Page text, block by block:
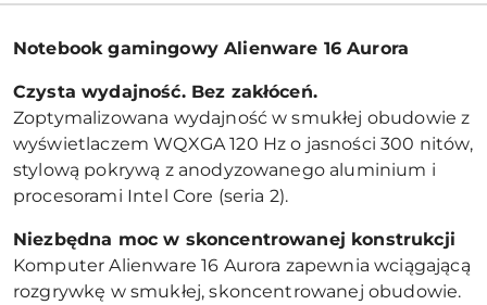
Notebook gamingowy Alienware 16 Aurora
Czysta wydajność. Bez zakłóceń.
Zoptymalizowana wydajność w smukłej obudowie z
wyświetlaczem WQXGA 120 Hz o jasności 300 nitów,
stylową pokrywą z anodyzowanego aluminium i
procesorami Intel Core (seria 2).
Niezbędna moc w skoncentrowanej konstrukcji
Komputer Alienware 16 Aurora zapewnia wciągającą
rozgrywkę w smukłej, skoncentrowanej obudowie.